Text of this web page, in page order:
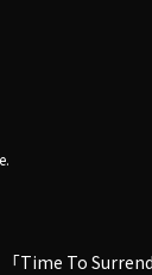
Time To